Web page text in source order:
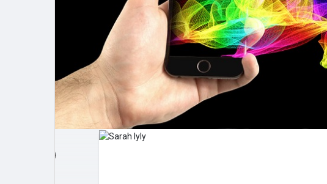
Esplorare
Post popolari Giochi